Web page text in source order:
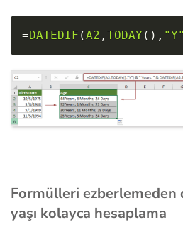
=DATEDIF (A2 , TODAY ( ) , "Y"
Formülleri
yaşı kolayca hesaplama